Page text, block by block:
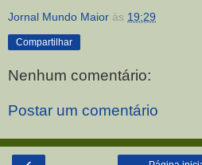
Jornal Mundo Maior às 19:29
Compartilhar
Nenhum comentário:
Postar um comentário